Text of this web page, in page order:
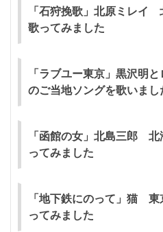
「石狩挽歌」北原ミレイ
歌ってみました
「ラブユー東京」黒沢明
のご当地ソングを歌いまし
「函館の女」北島三郎
ってみました
「地下鉄にのって」猫
ってみました